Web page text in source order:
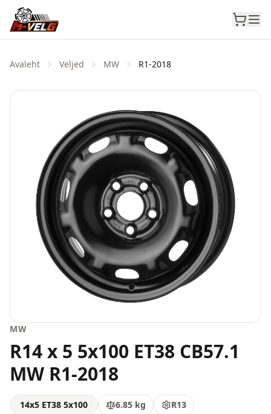
Avaleht Veljed MW R1-2018
MW
R14 x 5 5x100 ET38 CB57.1
MW R1-2018
14x5 ET38 5x100 6.85 kg R13